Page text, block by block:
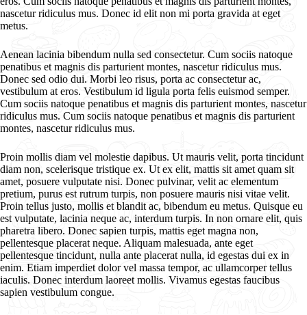
nascetur ridiculus mus. Donec id elit non mi porta gravida at eget
metus.
Aenean lacinia bibendum nulla sed consectetur. Cum sociis natoque
penatibus et magnis dis parturient montes, nascetur ridiculus mus.
Donec sed odio dui. Morbi leo risus, porta ac consectetur ac,
vestibulum at eros. Vestibulum id ligula porta felis euismod semper.
Cum sociis natoque penatibus et magnis dis parturient montes, nascetur
ridiculus mus. Cum sociis natoque penatibus et magnis dis parturient
montes, nascetur ridiculus mus.
Proin mollis diam vel molestie dapibus. Ut mauris velit, porta tincidunt
diam non, scelerisque tristique ex. Ut ex elit, mattis sit amet quam sit
amet, posuere vulputate nisi. Donec pulvinar, velit ac elementum
pretium, purus est rutrum turpis, non posuere mauris nisi vitae velit.
Proin tellus justo, mollis et blandit ac, bibendum eu metus. Quisque eu
est vulputate, lacinia neque ac, interdum turpis. In non ornare elit, quis
pharetra libero. Donec sapien turpis, mattis eget magna non,
pellentesque placerat neque. Aliquam malesuada, ante eget
pellentesque tincidunt, nulla ante placerat nulla, id egestas dui ex in
enim. Etiam imperdiet dolor vel massa tempor, ac ullamcorper tellus
iaculis. Donec interdum laoreet mollis. Vivamus egestas faucibus
sapien vestibulum congue.